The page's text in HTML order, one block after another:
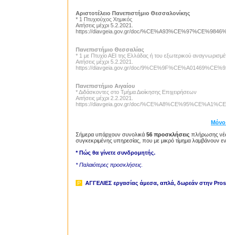
Αριστοτέλειο Πανεπιστήμιο Θεσσαλονίκης
* 1 Πτυχιούχος Χημικός
Αιτήσεις μέχρι 5.2.2021.
https://diavgeia.gov.gr/doc/
Πανεπιστήμιο Θεσσαλίας
* 1 με Πτυχίο ΑΕΙ της Ελλάδας ή του εξωτερικού
Αιτήσεις μέχρι 5.2.2021.
https://diavgeia.gov.gr/doc/
Πανεπιστήμιο Αιγαίου
* Διδάσκοντες στο Τμήμα Διοίκησης Επιχειρήσεων
Αιτήσεις μέχρι 2.2.2021.
https://diavgeia.gov.gr/doc/
Μόνο
Σήμερα υπάρχουν συνολικά 56 προσκλήσεις πλήρωσης
συγκεκριμένης υπηρεσίας, που με μικρό τίμημα λαμβάνουν
* Πώς θα γίνετε συνδρομητής.
* Παλαιότερες προσκλήσεις.
P ΑΓΓΕΛΙΕΣ εργασίας άμεσα, απλά, δωρεάν στην